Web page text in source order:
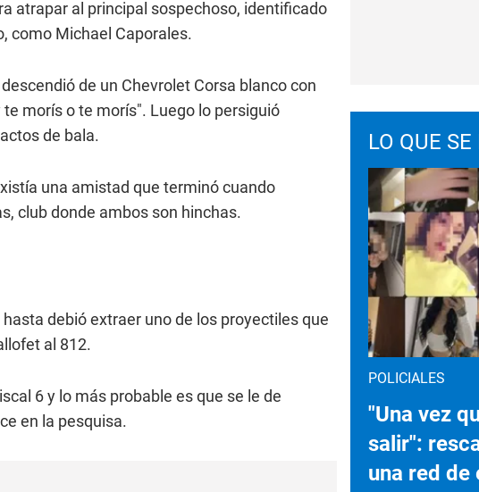
atrapar al principal sospechoso, identificado
como Michael Caporales.
de un Chevrolet Corsa blanco con
morís o te morís". Luego lo persiguió
de bala.
una amistad que terminó cuando
club donde ambos son hinchas.
debió extraer uno de los proyectiles que
al 812.
6 y lo más probable es que se le de
en la pesquisa.
LO QUE
POLICIALES
"Una vez
salir":
una red de